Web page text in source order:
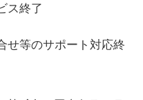
ス終了
せ等のサポート対応終